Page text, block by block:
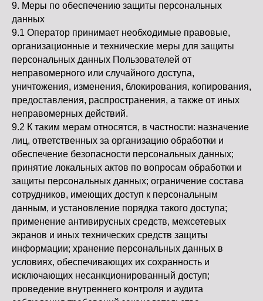
9. Меры по обеспечению защиты персональных
данных
9.1 Оператор принимает необходимые правовые,
организационные и технические меры для защиты
персональных данных Пользователей от
неправомерного или случайного доступа,
уничтожения, изменения, блокирования, копирования,
предоставления, распространения, а также от иных
неправомерных действий.
9.2 К таким мерам относятся, в частности: назначение
лиц, ответственных за организацию обработки и
обеспечение безопасности персональных данных;
принятие локальных актов по вопросам обработки и
защиты персональных данных; ограничение состава
сотрудников, имеющих доступ к персональным
данным, и установление порядка такого доступа;
применение антивирусных средств, межсетевых
экранов и иных технических средств защиты
информации; хранение персональных данных в
условиях, обеспечивающих их сохранность и
исключающих несанкционированный доступ;
проведение внутреннего контроля и аудита